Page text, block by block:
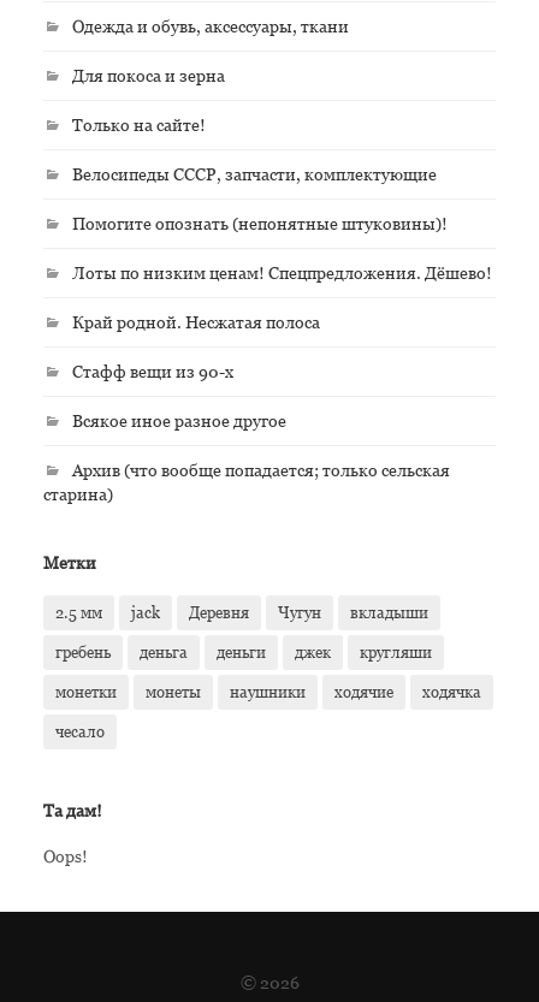
Одежда и обувь, аксессуары, ткани
Для покоса и зерна
Только на сайте!
Велосипеды СССР, запчасти, комплектующие
Помогите опознать (непонятные штуковины)!
Лоты по низким ценам! Спецпредложения. Дёшево!
Край родной. Несжатая полоса
Стафф вещи из 90-х
Всякое иное разное другое
Архив (что вообще попадается; только сельская
старина)
Метки
2.5 мм jack Деревня Чугун вкладыши
гребень деньга деньги джек кругляши
монетки монеты наушники ходячие ходячка
чесало
Та дам!
Oops!
© 2026